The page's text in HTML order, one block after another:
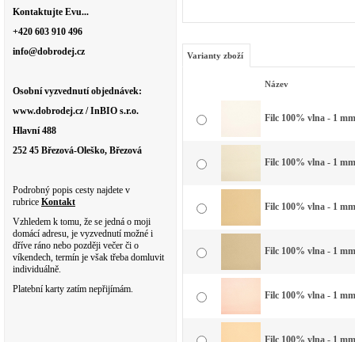
Kontaktujte Evu...
+420 603 910 496
info@dobrodej.cz
Osobní vyzvednutí objednávek:
www.dobrodej.cz / InBIO s.r.o.
Hlavní 488
252 45 Březová-Oleško, Březová
Podrobný popis cesty najdete v
rubrice Kontakt
Vzhledem k tomu, že se jedná o moji
domácí adresu, je vyzvednutí možné i
dříve ráno nebo později večer či o
víkendech, termín je však třeba domluvit
individuálně.
Platební karty zatím nepřijímám.
Varianty zboží
Název
Filc 100% vlna - 1
Filc 100% vlna - 1
Filc 100% vlna - 1
Filc 100% vlna - 1
Filc 100% vlna - 1
Filc 100% vlna - 1